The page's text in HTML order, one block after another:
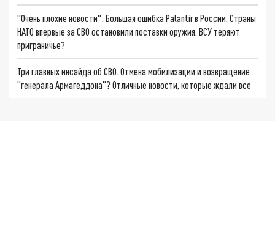
"Очень плохие новости": Большая ошибка Palantir в России. Страны
НАТО впервые за СВО остановили поставки оружия. ВСУ теряют
приграничье?
Три главных инсайда об СВО. Отмена мобилизации и возвращение
"генерала Армагеддона"? Отличные новости, которые ждали все